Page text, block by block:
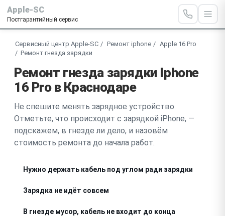
Apple-SC
Постгарантийный сервис
Сервисный центр Apple-SC Ремонт iphone
Apple 16 Pro
Ремонт гнезда зарядки
Ремонт гнезда зарядки Iphone
16 Pro в Краснодаре
Не спешите менять зарядное устройство.
Отметьте, что происходит с зарядкой iPhone, —
подскажем, в гнезде ли дело, и назовём
стоимость ремонта до начала работ.
Нужно держать кабель под углом ради зарядки
Зарядка не идёт совсем
В гнезде мусор, кабель не входит до конца